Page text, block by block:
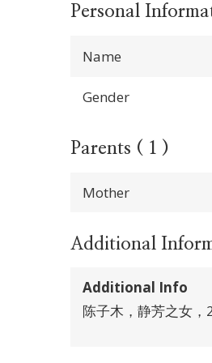
Personal
Name
Gender
Parents ( 1 )
Mother
Additional
Additional Info
陈子木，静芳之女，